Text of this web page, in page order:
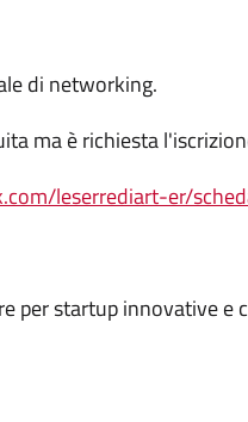
di networking.
ma è richiesta
leserrediart-er/
per startup innovative